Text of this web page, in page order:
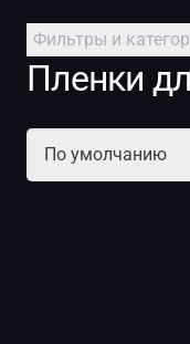
Фильтры и
Пленки